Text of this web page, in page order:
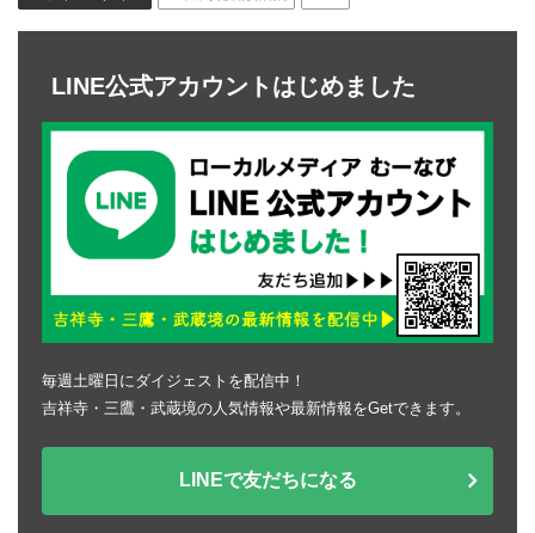
LINE公式アカウントはじめました
毎週土曜日にダイジェストを配信中！
吉祥寺・三鷹・武蔵境の人気情報や最新情報をGetできます。
LINEで友だちになる